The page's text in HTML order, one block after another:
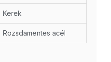
Kerek
Rozsdamentes acél